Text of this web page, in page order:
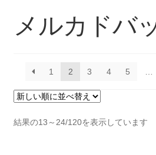
メルカドバ
1 2 3 4 5
結果の13～24/120を表示しています新